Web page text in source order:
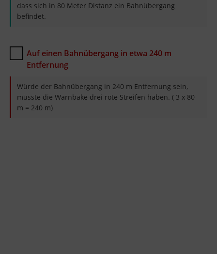
dass sich in 80 Meter Distanz ein Bahnübergang
befindet.
Auf einen Bahnübergang in etwa 240 m
Entfernung
Würde der Bahnübergang in 240 m Entfernung sein,
müsste die Warnbake drei rote Streifen haben. ( 3 x 80
m = 240 m)